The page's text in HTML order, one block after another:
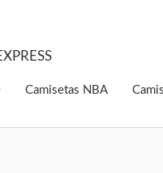
Camisetas NBA